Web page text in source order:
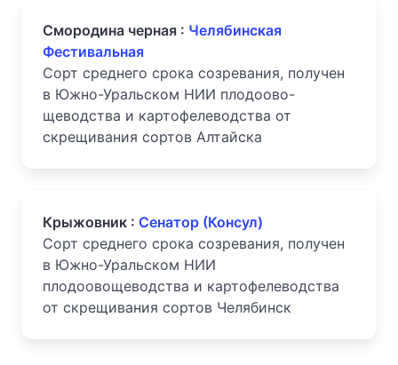
Смородина черная : Челябинская
Фестивальная
Сорт среднего срока созревания, получен
в Южно-Уральском НИИ плодоово-
щеводства и картофелеводства от
скрещивания сортов Алтайска
Крыжовник : Сенатор (Консул)
Сорт среднего срока созревания, получен
в Южно-Уральском НИИ
плодоовощеводства и картофелеводства
от скрещивания сортов Челябинск